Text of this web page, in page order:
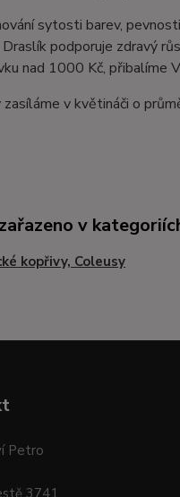
sytosti barev,
Draslík podporuje zdravý
nad 1000 Kč, přibalíme
v květináči o
v
kopřivy, Coleusy
Petro
3741